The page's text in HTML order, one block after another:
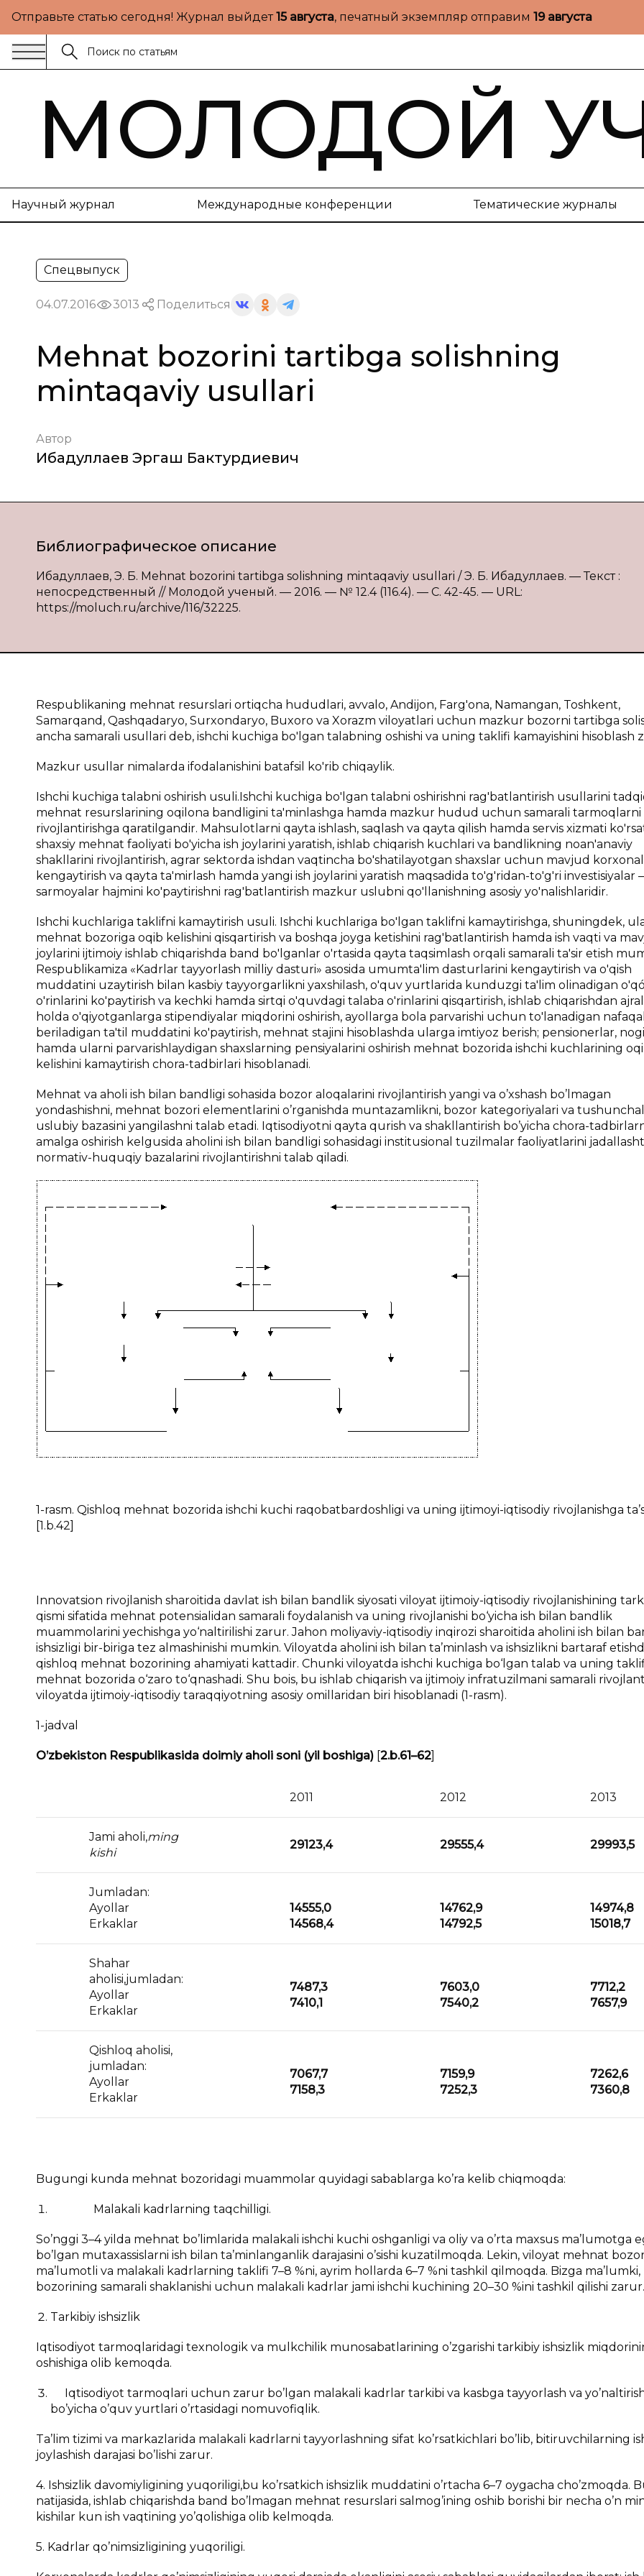
Отправьте статью сегодня! Журнал выйдет15 августа, печатный экземпляр отправим 19 августа
МОЛОДОЙ
Научный журнал Международные конференции Тематические журналы
Спецвыпуск
04.07.2016 3013 Поделиться
Мehnat bozorini tartibga solishning
mintaqaviy usullari
Автор
Ибадуллаев Эргаш Бактурдиевич
Библиографическое описание
Ибадуллаев, Э. Б. Мehnat bozorini tartibga solishning mintaqaviy usullari / Э. Б. Ибадуллаев. — Текст :
непосредственный // Молодой ученый. — 2016. — № 12.4 (116.4). — С. 42-45. — URL:
https://moluch.ru/archive/116/32225.
Respublikaning mehnat resurslari ortiqcha hududlari, avvalo, Andijon, Farg'ona, Namangan, Toshkent,
Samarqand, Qashqadaryo, Surxondaryo, Buxoro va Xorazm viloyatlari uchun mazkur bozorni tartibga
ancha samarali usullari deb, ishchi kuchiga bo'lgan talabning oshishi va uning taklifi kamayishini hisoblash
Mazkur usullar nimalarda ifodalanishini batafsil ko'rib chiqaylik.
Ishchi kuchiga talabni oshirish usuli.Ishchi kuchiga bo'lgan talabni oshirishni rag'batlantirish usullarini
mehnat resurslarining oqilona bandligini ta'minlashga hamda mazkur hudud uchun samarali tarmoqlarni
rivojlantirishga qaratilgandir. Mahsulotlarni qayta ishlash, saqlash va qayta qilish hamda servis xizmati
shaxsiy mehnat faoliyati bo'yicha ish joylarini yaratish, ishlab chiqarish kuchlari va bandlikning noan'anaviy
shakllarini rivojlantirish, agrar sektorda ishdan vaqtincha bo'shatilayotgan shaxslar uchun mavjud
kengaytirish va qayta ta'mirlash hamda yangi ish joylarini yaratish maqsadida to'g'ridan-to'g'ri investisiyalar
sarmoyalar hajmini ko'paytirishni rag'batlantirish mazkur uslubni qo'llanishning asosiy yo'nalishlaridir.
Ishchi kuchlariga taklifni kamaytirish usuli. Ishchi kuchlariga bo'lgan taklifni kamaytirishga, shuningdek,
mehnat bozoriga oqib kelishini qisqartirish va boshqa joyga ketishini rag'batlantirish hamda ish vaqti va
joylarini ijtimoiy ishlab chiqarishda band bo'lganlar o'rtasida qayta taqsimlash orqali samarali ta'sir etish
Respublikamiza «Kadrlar tayyorlash milliy dasturi» asosida umumta'lim dasturlarini kengaytirish va o'qish
muddatini uzaytirish bilan kasbiy tayyorgarlikni yaxshilash, o'quv yurtlarida kunduzgi ta'lim olinadigan
o'rinlarini ko'paytirish va kechki hamda sirtqi o'quvdagi talaba o'rinlarini qisqartirish, ishlab chiqarishdan
holda o'qiyotganlarga stipendiyalar miqdorini oshirish, ayollarga bola parvarishi uchun to'lanadigan
beriladigan ta'til muddatini ko'paytirish, mehnat stajini hisoblashda ularga imtiyoz berish; pensionerlar,
hamda ularni parvarishlaydigan shaxslarning pensiyalarini oshirish mehnat bozorida ishchi kuchlarining
kelishini kamaytirish chora-tadbirlari hisoblanadi.
Mehnat va aholi ish bilan bandligi sohasida bozor aloqalarini rivojlantirish yangi va o’xshash bo’lmagan
yondashishni, mehnat bozori elementlarini o’rganishda muntazamlikni, bozor kategoriyalari va
uslubiy bazasini yangilashni talab etadi. Iqtisodiyotni qayta qurish va shakllantirish bo’yicha chora-
amalga oshirish kelgusida aholini ish bilan bandligi sohasidagi institusional tuzilmalar faoliyatlarini
normativ-huquqiy bazalarini rivojlantirishni talab qiladi.
1-rasm. Qishloq mehnat bozorida ishchi kuchi raqobatbardoshligi va uning ijtimoyi-iqtisodiy rivojlanishga
[1.b.42]
Innovatsion rivojlanish sharoitida davlat ish bilan bandlik siyosati viloyat ijtimoiy-iqtisodiy rivojlanishining
qismi sifatida mehnat potensialidan samarali foydalanish va uning rivojlanishi bo‘yicha ish bilan bandlik
muammolarini yechishga yo‘naltirilishi zarur. Jahon moliyaviy-iqtisodiy inqirozi sharoitida aholini ish bilan
ishsizligi bir-biriga tez almashinishi mumkin. Viloyatda aholini ish bilan ta’minlash va ishsizlikni bartaraf
qishloq mehnat bozorining ahamiyati kattadir. Chunki viloyatda ishchi kuchiga bo‘lgan talab va uning
mehnat bozorida o‘zaro to‘qnashadi. Shu bois, bu ishlab chiqarish va ijtimoiy infratuzilmani samarali
viloyatda ijtimoiy-iqtisodiy taraqqiyotning asosiy omillaridan biri hisoblanadi (1-rasm).
1-jadval
O’zbekiston Respublikasida doimiy aholi soni (yil boshiga) [2.b.61–62]
2011 2012 2013
Jami aholi,ming
kishi
29123,4 29555,4 29993,5
Jumladan:
Ayollar
Erkaklar
14555,0
14568,4
14762,9
14792,5
14974,8
15018,7
Shahar
aholisi,jumladan:
Ayollar
Erkaklar
7487,3
7410,1
7603,0
7540,2
7712,2
7657,9
Qishloq aholisi,
jumladan:
Ayollar
Erkaklar
7067,7
7158,3
7159,9
7252,3
7262,6
7360,8
Bugungi kunda mehnat bozoridagi muammolar quyidagi sabablarga ko’ra kelib chiqmoqda:
Malakali kadrlarning taqchilligi.
So’nggi 3–4 yilda mehnat bo’limlarida malakali ishchi kuchi oshganligi va oliy va o’rta maxsus ma’lumotga
bo’lgan mutaxassislarni ish bilan ta’minlanganlik darajasini o’sishi kuzatilmoqda. Lekin, viloyat mehnat
ma’lumotli va malakali kadrlarning taklifi 7–8 %ni, ayrim hollarda 6–7 %ni tashkil qilmoqda. Bizga
bozorining samarali shaklanishi uchun malakali kadrlar jami ishchi kuchining 20–30 %ini tashkil qilishi zarur.
Tarkibiy ishsizlik
Iqtisodiyot tarmoqlaridagi texnologik va mulkchilik munosabatlarining o’zgarishi tarkibiy ishsizlik
oshishiga olib kemoqda.
Iqtisodiyot tarmoqlari uchun zarur bo’lgan malakali kadrlar tarkibi va kasbga tayyorlash va
bo’yicha o’quv yurtlari o’rtasidagi nomuvofiqlik.
Ta’lim tizimi va markazlarida malakali kadrlarni tayyorlashning sifat ko’rsatkichlari bo’lib, bitiruvchilarning
joylashish darajasi bo’lishi zarur.
4. Ishsizlik davomiyligining yuqoriligi,bu ko’rsatkich ishsizlik muddatini o’rtacha 6–7 oygacha cho’zmoqda.
natijasida, ishlab chiqarishda band bo’lmagan mehnat resurslari salmog’ining oshib borishi bir necha o’n
kishilar kun ish vaqtining yo’qolishiga olib kelmoqda.
5. Kadrlar qo’nimsizligining yuqoriligi.